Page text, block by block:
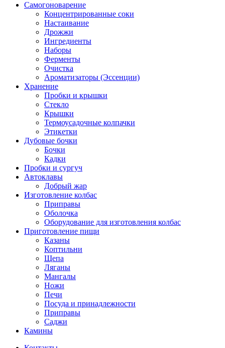
Самогоноварение
Концентрированные соки
Настаивание
Дрожжи
Ингредиенты
Наборы
Ферменты
Очистка
Ароматизаторы (Эссенции)
Хранение
Пробки и крышки
Стекло
Крышки
Термоусадочные колпачки
Этикетки
Дубовые бочки
Бочки
Кадки
Пробки и сургуч
Автоклавы
Добрый жар
Изготовление колбас
Приправы
Оболочка
Оборудование для изготовления колбас
Приготовление пищи
Казаны
Коптильни
Щепа
Ляганы
Мангалы
Ножи
Печи
Посуда и принадлежности
Приправы
Саджи
Камины